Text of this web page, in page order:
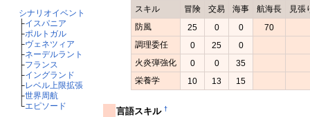
シナリオイベント
├イスパニア
├ポルトガル
├ヴェネツィア
├ネーデルラント
├フランス
├イングランド
├レベル上限拡張
├世界周航
└エピソード
スキル 冒険 交易 海事 航海長
見張
防風
25 0 0
70
調理委任
0 25
0
火炎弾強化
0 0
35
栄養学
10 13 15
言語スキル†